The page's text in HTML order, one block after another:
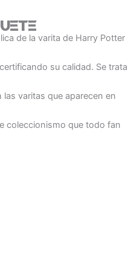
de la varita de Harry Potter
su calidad. Se trata
las varitas que aparecen en
coleccionismo que todo fan